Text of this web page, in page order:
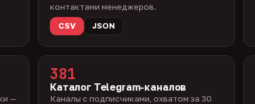
контактами менеджеров.
CSV
JSON
—
381
Каталог Telegram-каналов
Каналы с подписчиками, охватом за 30